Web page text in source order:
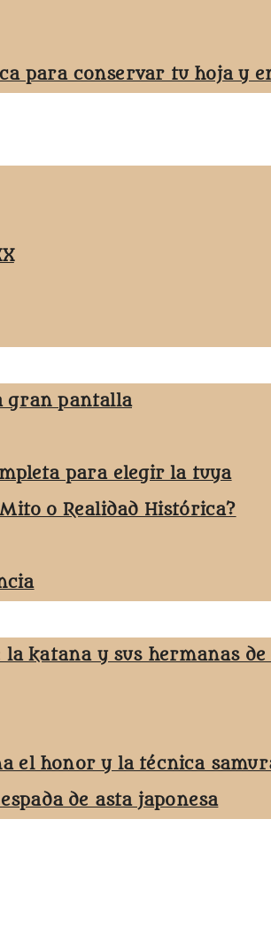
para conservar tu hoja y
gran pantalla
para elegir la tuya
o Realidad Histórica?
katana y sus hermanas de
el honor y la técnica
de asta japonesa